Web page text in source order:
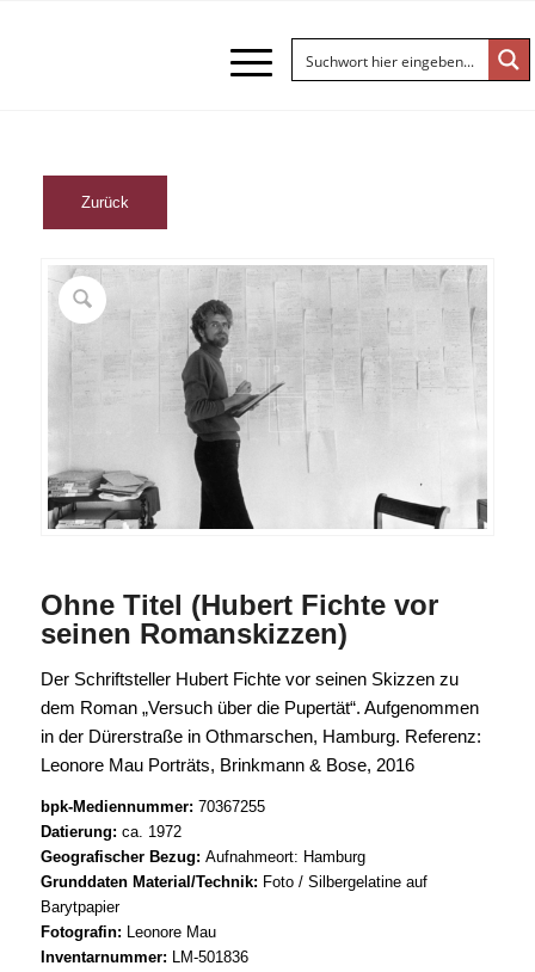
Ohne Titel (Hubert Fichte vor
seinen Romanskizzen)
Der Schriftsteller Hubert Fichte vor seinen Skizzen zu
dem Roman „Versuch über die Pupertät“. Aufgenommen
in der Dürerstraße in Othmarschen, Hamburg. Referenz:
Leonore Mau Porträts, Brinkmann & Bose, 2016
bpk-Mediennummer: 70367255
Datierung: ca. 1972
Geografischer Bezug: Aufnahmeort: Hamburg
Grunddaten Material/Technik: Foto / Silbergelatine auf
Barytpapier
Fotografin: Leonore Mau
Inventarnummer: LM-501836